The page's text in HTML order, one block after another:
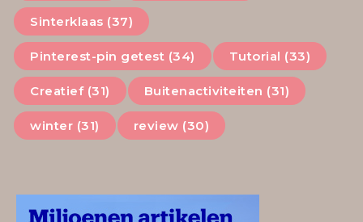
Sinterklaas (37)
Pinterest-pin getest (34) Tutorial (33)
Creatief (31) Buitenactiviteiten (31)
winter (31) review (30)